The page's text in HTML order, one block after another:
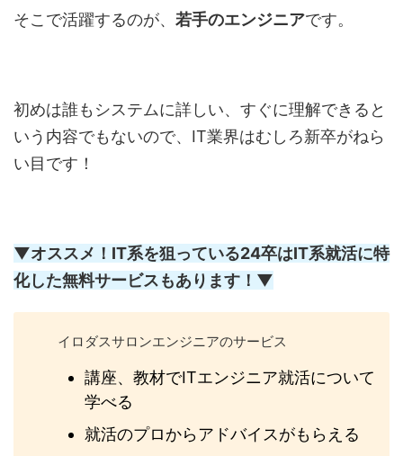
そこで活躍するのが、 若手のエンジニアです。
初めは誰もシステムに詳しい、すぐに理解できると
いう内容でもないので、IT業界はむしろ新卒がねら
い目です！
▼オススメ！IT系を狙っている24卒はIT系就活に特
化した無料サービスもあります！▼
イロダスサロンエンジニアのサービス
講座、教材でITエンジニア就活について
学べる
就活のプロからアドバイスがもらえる